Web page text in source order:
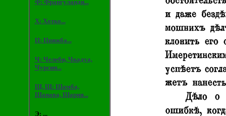
Ф: Франгуланди...
Х: Хотко...
Ц: Цвижба...
Ч: Челеби, Чкадуа,
Чурсин...
Ш, Щ: Шамба,
Шанава, Шария...
Э: ...